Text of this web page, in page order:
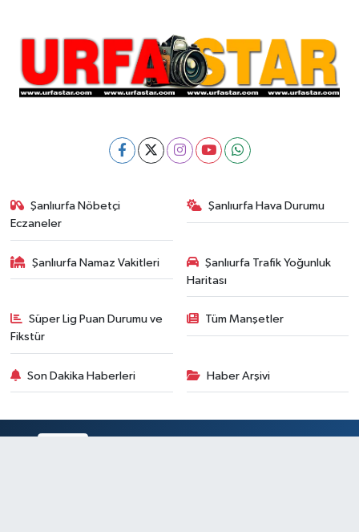
Şanlıurfa Nöbetçi
Eczaneler
Şanlıurfa Hava Durumu
Şanlıurfa Namaz Vakitleri
Şanlıurfa Trafik Yoğunluk
Haritası
Süper Lig Puan Durumu ve
Fikstür
Tüm Manşetler
Son Dakika Haberleri Haber Arşivi